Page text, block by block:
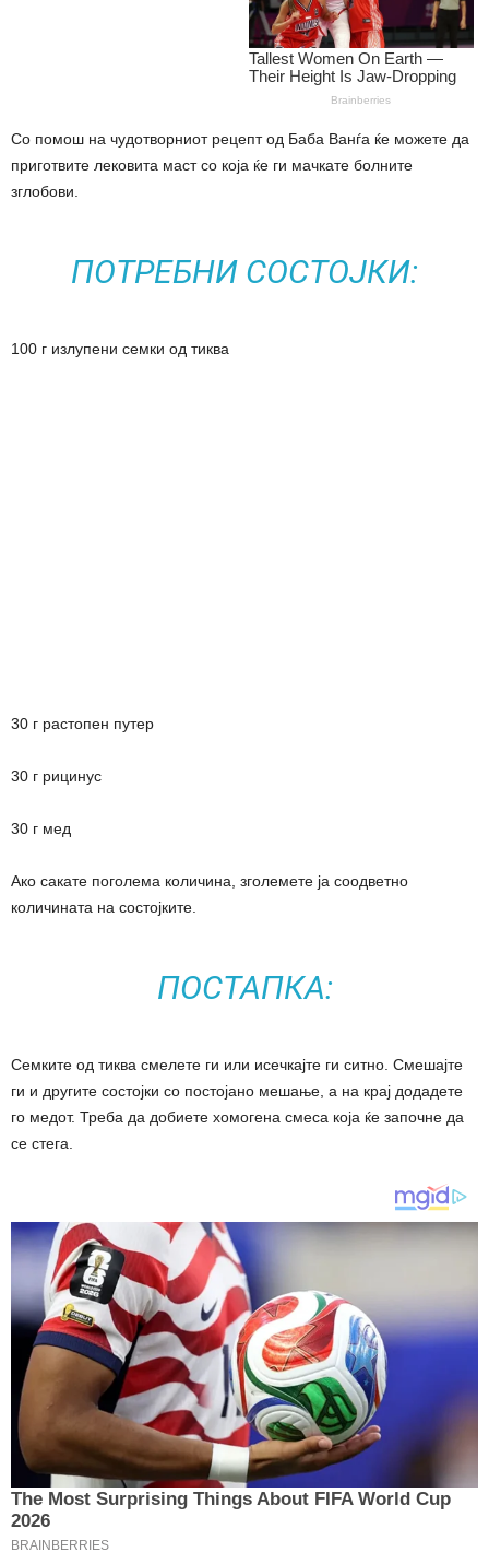
Со помош на чудотворниот рецепт од Баба Ванѓа ќе можете да
приготвите лековита маст со која ќе ги мачкате болните
зглобови.
ПОТРЕБНИ СОСТОЈКИ:
100 г излупени семки од тиква
30 г растопен путер
30 г рицинус
30 г мед
Ако сакате поголема количина, зголемете ја соодветно
количината на состојките.
ПОСТАПКА:
Семките од тиква смелете ги или исечкајте ги ситно. Смешајте
ги и другите состојки со постојано мешање, а на крај додадете
го медот. Треба да добиете хомогена смеса која ќе започне да
се стега.